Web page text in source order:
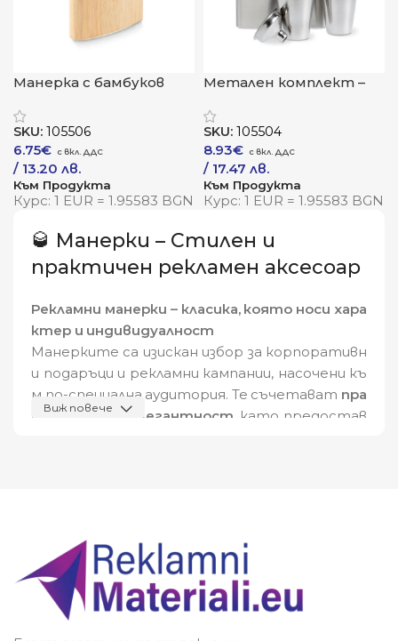
Манерка с бамбуков
SKU: 105506
6.75€
/ 13.20 лв.
Към Продукта
Курс: 1 EUR = 1.95583 BGN
Метален комплект –
SKU: 105504
8.93€
/ 17.47 лв.
Към Продукта
Курс: 1 EUR = 1.95583 BGN
🥃 Манерки – Стилен и
практичен рекламен аксесоар
Рекламни манерки – класика, която носи хара
ктер и индивидуалност
Манерките са изискан избор за корпоративн
и подаръци и рекламни кампании, насочени къ
м по-специална аудитория. Те съчетават пра
ктичност и елегантност , като предостав
Защо да изберете рекламни
манерки?
🏆 Перфектен избор за бизнес партньори
Виж повече